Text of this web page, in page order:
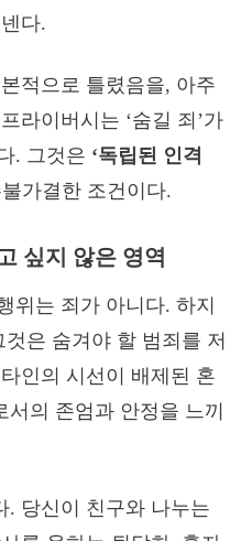
다.
적으로 틀렸음을, 아주
라이버시는 ‘숨길 죄’가
. 그것은 ‘독립된 인격
가결한 조건이다.
싶지 않은 영역
위는 죄가 아니다. 하지
은 숨겨야 할 범죄를 저
인의 시선이 배제된 혼
의 존엄과 안정을 느끼
. 당신이 친구와 나누는